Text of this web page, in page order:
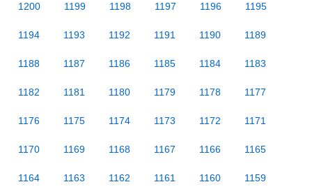
1200 1199 1198 1197 1196 1195
1194 1193 1192 1191 1190 1189
1188 1187 1186 1185 1184 1183
1182 1181 1180 1179 1178 1177
1176 1175 1174 1173 1172 1171
1170 1169 1168 1167 1166 1165
1164 1163 1162 1161 1160 1159